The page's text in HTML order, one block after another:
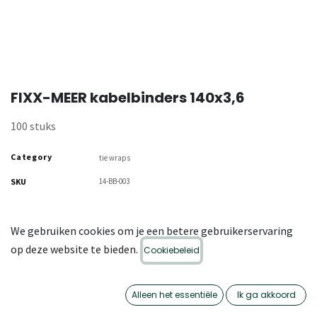
FIXX-MEER kabelbinders 140x3,6
100 stuks
Category tie wraps
SKU 14-BB-003
We gebruiken cookies om je een betere gebruikerservaring
op deze website te bieden. Cookiebeleid
Alleen het essentiële Ik ga akkoord